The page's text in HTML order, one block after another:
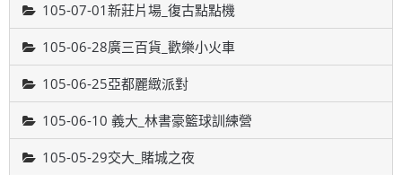
105-07-01新莊片場_復古點點機
105-06-28廣三百貨_歡樂小火車
105-06-25亞都麗緻派對
105-06-10 義大_林書豪籃球訓練營
105-05-29交大_賭城之夜